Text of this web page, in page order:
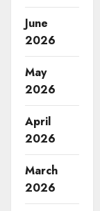
June
2026
May
2026
April
2026
March
2026